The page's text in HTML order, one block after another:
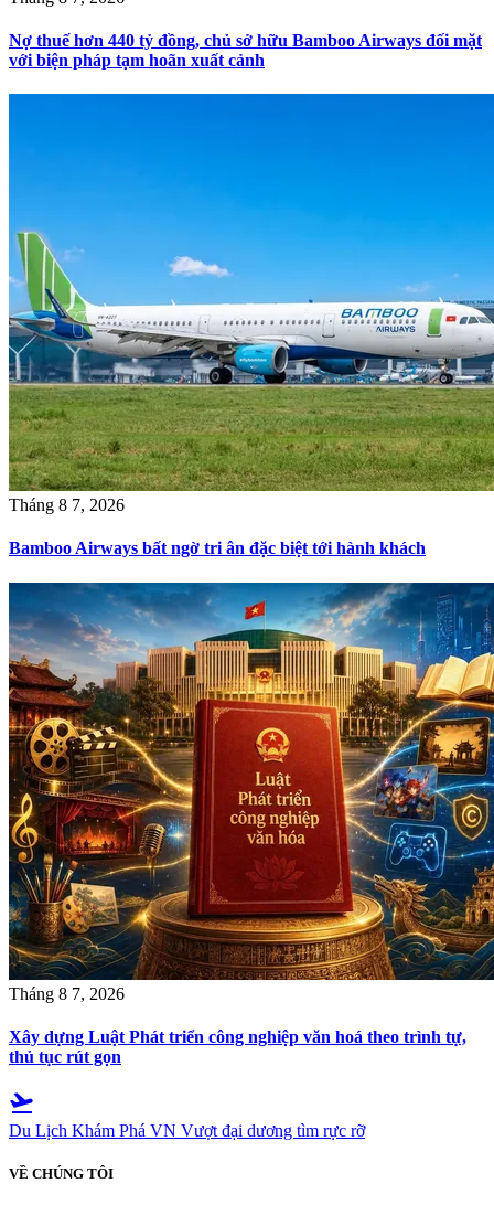
Nợ thuế hơn 440 tỷ đồng, chủ sở hữu Bamboo Airways đối mặt
với biện pháp tạm hoãn xuất cảnh
Tháng 8 7, 2026
Bamboo Airways bất ngờ tri ân đặc biệt tới hành khách
Tháng 8 7, 2026
Xây dựng Luật Phát triển công nghiệp văn hoá theo trình tự,
thủ tục rút gọn
flight_takeoff
Du Lịch Khám Phá VN Vượt đại dương tìm rực rỡ
VỀ CHÚNG TÔI